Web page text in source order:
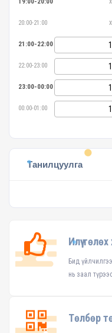
20:00-21:00
21:00-22:00
22:00-23:00
23:00-00:00
00:00-01:00
Танилцуулга
Илүү төлөх
Бид
нь заал
Төлбөр